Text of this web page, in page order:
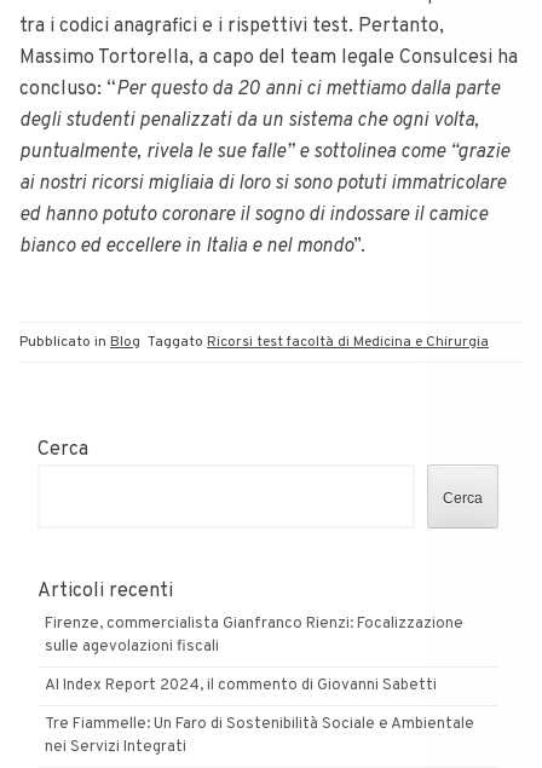
tra i codici anagrafici e i rispettivi test. Pertanto,
Massimo Tortorella, a capo del team legale Consulcesi ha
concluso: “Per questo da 20 anni ci mettiamo dalla parte
degli studenti penalizzati da un sistema che ogni volta,
puntualmente, rivela le sue falle” e sottolinea come “grazie
ai nostri ricorsi migliaia di loro si sono potuti immatricolare
ed hanno potuto coronare il sogno di indossare il camice
bianco ed eccellere in Italia e nel mondo”.
Pubblicato in Blog Taggato Ricorsi test facoltà di Medicina e Chirurgia
Cerca
Cerca
Articoli recenti
Firenze, commercialista Gianfranco Rienzi: Focalizzazione
sulle agevolazioni fiscali
AI Index Report 2024, il commento di Giovanni Sabetti
Tre Fiammelle: Un Faro di Sostenibilità Sociale e Ambientale
nei Servizi Integrati